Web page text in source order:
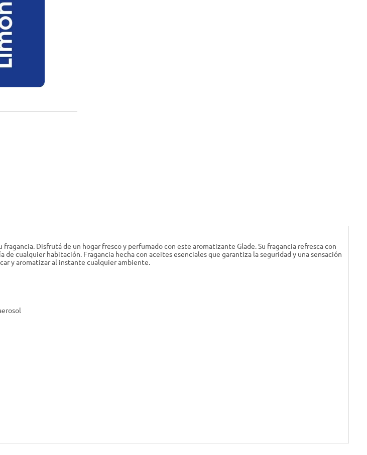
Disfrutá de un hogar fresco y perfumado con este aromatizante Glade. Su fragancia refresca con
cualquier habitación. Fragancia hecha con aceites esenciales que garantiza la seguridad y una sensación
y aromatizar al instante cualquier ambiente.